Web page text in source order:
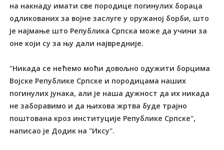
на накнаду имати све породице погинулих бораца
одликованих за војне заслуге у оружаној борби, што
је најмање што Република Српска може да учини за
оне који су за њу дали највредније.
"Никада се нећемо моћи довољно одужити борцима
Војске Републике Српске и породицама наших
погинулих јунака, али је наша дужност да их никада
не заборавимо и да њихова жртва буде трајно
поштована кроз институције Републике Српске",
написао је Додик на "Иксу".